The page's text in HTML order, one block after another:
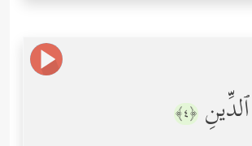
﴿٤﴾